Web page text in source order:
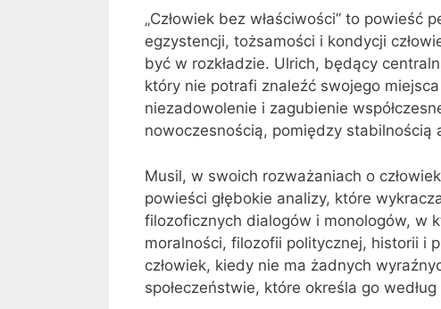
„Człowiek bez właściwości” to powieść
egzystencji, tożsamości i kondycji
być w rozkładzie. Ulrich, będący
który nie potrafi znaleźć swojego
niezadowolenie i zagubienie
nowoczesnością, pomiędzy stabilnością
Musil, w swoich rozważaniach o
powieści głębokie analizy, które
filozoficznych dialogów i monologów, w
moralności, filozofii politycznej, historii i
człowiek, kiedy nie ma żadnych
społeczeństwie, które określa go